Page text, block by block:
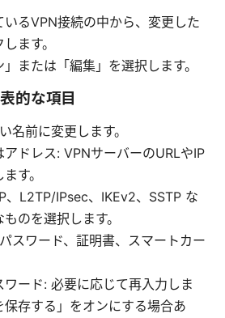
るVPN接続の中から、変更した
ます。
」または「編集」を選択します。
的な項目
名前に変更します。
ドレス: VPNサーバーのURLやIP
す。
、L2TP/IPsec、IKEv2、SSTP な
のを選択します。
スワード、証明書、スマートカー
ード: 必要に応じて再入力しま
保存する」をオンにする場合あ